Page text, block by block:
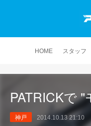
HOME スタッフ
PATRICKで
神戸 2014.10.13 21:10